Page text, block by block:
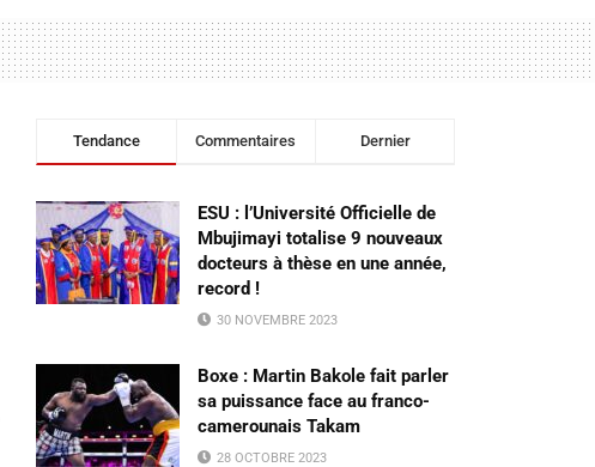
Tendance Commentaires Dernier
ESU : l’Université Officielle de
Mbujimayi totalise 9 nouveaux
docteurs à thèse en une année,
record !
30 NOVEMBRE 2023
Boxe : Martin Bakole fait parler
sa puissance face au franco-
camerounais Takam
28 OCTOBRE 2023